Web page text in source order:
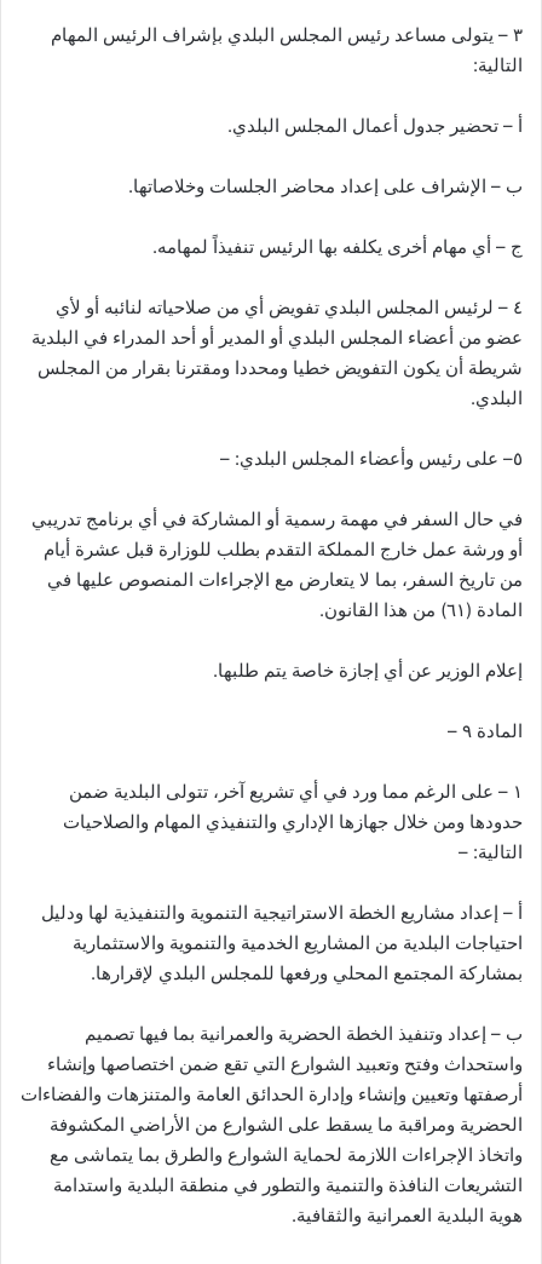
٣ – يتولى مساعد رئيس المجلس البلدي بإشراف الرئيس المهام
التالية:
أ – تحضير جدول أعمال المجلس البلدي.
ب – الإشراف على إعداد محاضر الجلسات وخلاصاتها.
ج – أي مهام أخرى يكلفه بها الرئيس تنفيذاً لمهامه.
٤ – لرئيس المجلس البلدي تفويض أي من صلاحياته لنائبه أو لأي
عضو من أعضاء المجلس البلدي أو المدير أو أحد المدراء في البلدية
شريطة أن يكون التفويض خطيا ومحددا ومقترنا بقرار من المجلس
البلدي.
٥– على رئيس وأعضاء المجلس البلدي: –
في حال السفر في مهمة رسمية أو المشاركة في أي برنامج تدريبي
أو ورشة عمل خارج المملكة التقدم بطلب للوزارة قبل عشرة أيام
من تاريخ السفر، بما لا يتعارض مع الإجراءات المنصوص عليها في
المادة (٦١) من هذا القانون.
إعلام الوزير عن أي إجازة خاصة يتم طلبها.
المادة ٩ –
١ – على الرغم مما ورد في أي تشريع آخر، تتولى البلدية ضمن
حدودها ومن خلال جهازها الإداري والتنفيذي المهام والصلاحيات
التالية: –
أ – إعداد مشاريع الخطة الاستراتيجية التنموية والتنفيذية لها ودليل
احتياجات البلدية من المشاريع الخدمية والتنموية والاستثمارية
بمشاركة المجتمع المحلي ورفعها للمجلس البلدي لإقرارها.
ب – إعداد وتنفيذ الخطة الحضرية والعمرانية بما فيها تصميم
واستحداث وفتح وتعبيد الشوارع التي تقع ضمن اختصاصها وإنشاء
أرصفتها وتعيين وإنشاء وإدارة الحدائق العامة والمتنزهات والفضاءات
الحضرية ومراقبة ما يسقط على الشوارع من الأراضي المكشوفة
واتخاذ الإجراءات اللازمة لحماية الشوارع والطرق بما يتماشى مع
التشريعات النافذة والتنمية والتطور في منطقة البلدية واستدامة
هوية البلدية العمرانية والثقافية.